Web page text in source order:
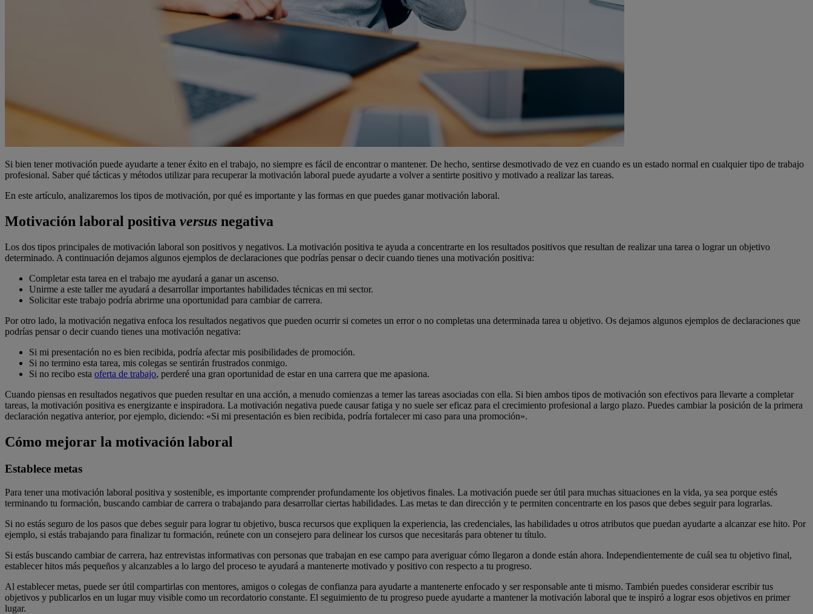
Si bien tener motivación puede ayudarte a tener éxito en el trabajo, no siempre es fácil de encontrar o mantener. De hecho, sentirse desmotivado de vez en cuando es un estado normal en cualquier tipo de trabajo
profesional. Saber qué tácticas y métodos utilizar para recuperar la motivación laboral puede ayudarte a volver a sentirte positivo y motivado a realizar las tareas.
En este artículo, analizaremos los tipos de motivación, por qué es importante y las formas en que puedes ganar motivación laboral.
Motivación laboral positiva versus negativa
Los dos tipos principales de motivación laboral son positivos y negativos. La motivación positiva te ayuda a concentrarte en los resultados positivos que resultan de realizar una tarea o lograr un objetivo
determinado. A continuación dejamos algunos ejemplos de declaraciones que podrías pensar o decir cuando tienes una motivación positiva:
Completar esta tarea en el trabajo me ayudará a ganar un ascenso.
Unirme a este taller me ayudará a desarrollar importantes habilidades técnicas en mi sector.
Solicitar este trabajo podría abrirme una oportunidad para cambiar de carrera.
Por otro lado, la motivación negativa enfoca los resultados negativos que pueden ocurrir si cometes un error o no completas una determinada tarea u objetivo. Os dejamos algunos ejemplos de declaraciones que
podrías pensar o decir cuando tienes una motivación negativa:
Si mi presentación no es bien recibida, podría afectar mis posibilidades de promoción.
Si no termino esta tarea, mis colegas se sentirán frustrados conmigo.
Si no recibo esta oferta de trabajo, perderé una gran oportunidad de estar en una carrera que me apasiona.
Cuando piensas en resultados negativos que pueden resultar en una acción, a menudo comienzas a temer las tareas asociadas con ella. Si bien ambos tipos de motivación son efectivos para llevarte a completar
tareas, la motivación positiva es energizante e inspiradora. La motivación negativa puede causar fatiga y no suele ser eficaz para el crecimiento profesional a largo plazo. Puedes cambiar la posición de la primera
declaración negativa anterior, por ejemplo, diciendo: «Si mi presentación es bien recibida, podría fortalecer mi caso para una promoción».
Cómo mejorar la motivación laboral
Establece metas
Para tener una motivación laboral positiva y sostenible, es importante comprender profundamente los objetivos finales. La motivación puede ser útil para muchas situaciones en la vida, ya sea porque estés
terminando tu formación, buscando cambiar de carrera o trabajando para desarrollar ciertas habilidades. Las metas te dan dirección y te permiten concentrarte en los pasos que debes seguir para lograrlas.
Si no estás seguro de los pasos que debes seguir para lograr tu objetivo, busca recursos que expliquen la experiencia, las credenciales, las habilidades u otros atributos que puedan ayudarte a alcanzar ese hito. Por
ejemplo, si estás trabajando para finalizar tu formación, reúnete con un consejero para delinear los cursos que necesitarás para obtener tu título.
Si estás buscando cambiar de carrera, haz entrevistas informativas con personas que trabajan en ese campo para averiguar cómo llegaron a donde están ahora. Independientemente de cuál sea tu objetivo final,
establecer hitos más pequeños y alcanzables a lo largo del proceso te ayudará a mantenerte motivado y positivo con respecto a tu progreso.
Al establecer metas, puede ser útil compartirlas con mentores, amigos o colegas de confianza para ayudarte a mantenerte enfocado y ser responsable ante ti mismo. También puedes considerar escribir tus
objetivos y publicarlos en un lugar muy visible como un recordatorio constante. El seguimiento de tu progreso puede ayudarte a mantener la motivación laboral que te inspiró a lograr esos objetivos en primer
lugar.